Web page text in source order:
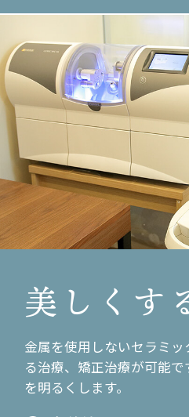
インプラントセミナー
2011.12.17
公園で
2011.12.13
忘年会第３弾
2011.12.08
忘年会第２弾
2011.12.04
2011.12.02
祝 一周年！
2011.11.24
祝日本一！
美しくす
金属を使用しないセラミ
る治療、矯正治療が可能
を明るくします。